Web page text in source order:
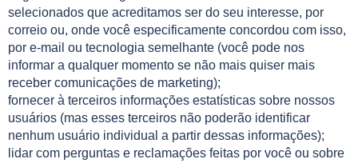
selecionados que acreditamos ser do seu interesse, por
correio ou, onde você especificamente concordou com isso,
por e-mail ou tecnologia semelhante (você pode nos
informar a qualquer momento se não mais quiser mais
receber comunicações de marketing);
fornecer à terceiros informações estatísticas sobre nossos
usuários (mas esses terceiros não poderão identificar
nenhum usuário individual a partir dessas informações);
lidar com perguntas e reclamações feitas por você ou sobre